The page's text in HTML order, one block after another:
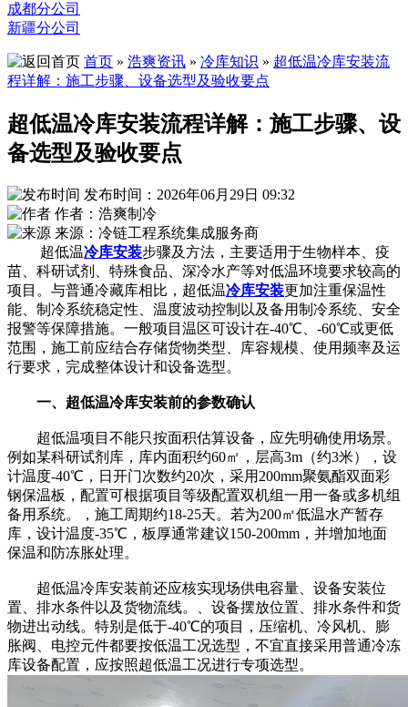
成都分公司
新疆分公司
首页 » 浩爽资讯 » 冷库知识 » 超低温冷库安装流
程详解：施工步骤、设备选型及验收要点
超低温冷库安装流程详解：施工步骤、设
备选型及验收要点
发布时间：2026年06月29日 09:32
作者：浩爽制冷
来源：冷链工程系统集成服务商
超低温冷库安装步骤及方法，主要适用于生物样本、疫
苗、科研试剂、特殊食品、深冷水产等对低温环境要求较高的
项目。与普通冷藏库相比，超低温冷库安装更加注重保温性
能、制冷系统稳定性、温度波动控制以及备用制冷系统、安全
报警等保障措施。一般项目温区可设计在-40℃、-60℃或更低
范围，施工前应结合存储货物类型、库容规模、使用频率及运
行要求，完成整体设计和设备选型。
一、超低温冷库安装前的参数确认
超低温项目不能只按面积估算设备，应先明确使用场景。
例如某科研试剂库，库内面积约60㎡，层高3m（约3米），设
计温度-40℃，日开门次数约20次，采用200mm聚氨酯双面彩
钢保温板，配置可根据项目等级配置双机组一用一备或多机组
备用系统。，施工周期约18-25天。若为200㎡低温水产暂存
库，设计温度-35℃，板厚通常建议150-200mm，并增加地面
保温和防冻胀处理。
超低温冷库安装前还应核实现场供电容量、设备安装位
置、排水条件以及货物流线。、设备摆放位置、排水条件和货
物进出动线。特别是低于-40℃的项目，压缩机、冷风机、膨
胀阀、电控元件都要按低温工况选型，不宜直接采用普通冷冻
库设备配置，应按照超低温工况进行专项选型。